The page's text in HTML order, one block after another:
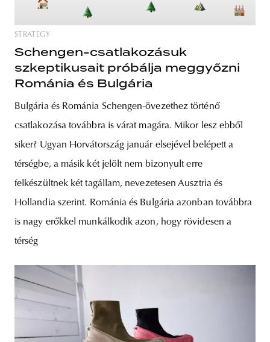
STRATEGY
Schengen-csatlakozásuk
szkeptikusait próbálja meggyőzni
Románia és Bulgária
Bulgária és Románia Schengen-övezethez történő
csatlakozása továbbra is várat magára. Mikor lesz ebből
siker? Ugyan Horvátország január elsejével belépett a
térségbe, a másik két jelölt nem bizonyult erre
felkészültnek két tagállam, nevezetesen Ausztria és
Hollandia szerint. Románia és Bulgária azonban továbbra
is nagy erőkkel munkálkodik azon, hogy rövidesen a
térség